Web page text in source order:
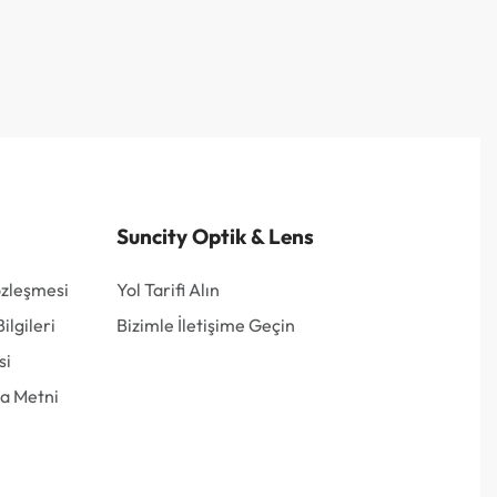
Metni
Suncity Optik & Lens
Yol Tarifi Alın
Bizimle İletişime Geçin